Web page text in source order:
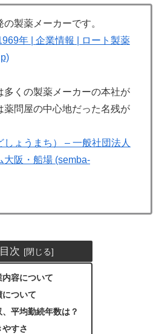
製薬メーカーです。
年 | 企業情報 | ロート製薬
多くの製薬メーカーの本社が
薬問屋の中心地だった名残が
ょうまち） – 一般社団法人
大阪・船場 (semba-
目次
内容について
について
、平均勤続年数は？
やすさ